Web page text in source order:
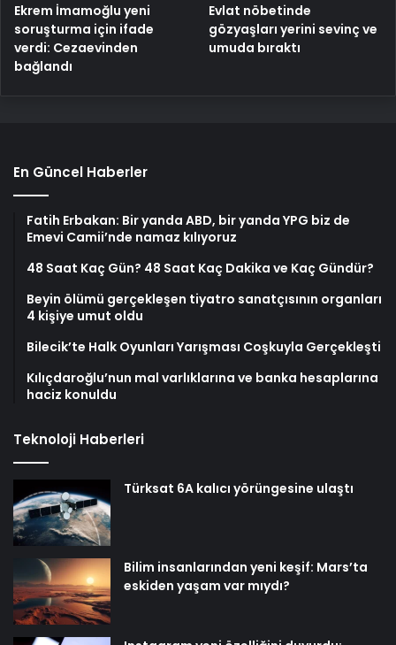
Ekrem İmamoğlu yeni
soruşturma için ifade
verdi: Cezaevinden
bağlandı
Evlat nöbetinde
gözyaşları yerini sevinç ve
umuda bıraktı
En Güncel Haberler
Fatih Erbakan: Bir yanda ABD, bir yanda YPG biz de
Emevi Camii’nde namaz kılıyoruz
48 Saat Kaç Gün? 48 Saat Kaç Dakika ve Kaç Gündür?
Beyin ölümü gerçekleşen tiyatro sanatçısının organları
4 kişiye umut oldu
Bilecik’te Halk Oyunları Yarışması Coşkuyla Gerçekleşti
Kılıçdaroğlu’nun mal varlıklarına ve banka hesaplarına
haciz konuldu
Teknoloji Haberleri
Türksat 6A kalıcı yörüngesine ulaştı
Bilim insanlarından yeni keşif: Mars’ta
eskiden yaşam var mıydı?